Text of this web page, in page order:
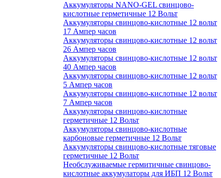
Аккумуляторы NANO-GEL свинцово-
кислотные герметичные 12 Вольт
Аккумуляторы свинцово-кислотные 12 вольт
17 Ампер часов
Аккумуляторы свинцово-кислотные 12 вольт
26 Ампер часов
Аккумуляторы свинцово-кислотные 12 вольт
40 Ампер часов
Аккумуляторы свинцово-кислотные 12 вольт
5 Ампер часов
Аккумуляторы свинцово-кислотные 12 вольт
7 Ампер часов
Аккумуляторы свинцово-кислотные
герметичные 12 Вольт
Аккумуляторы свинцово-кислотные
карбоновые герметичные 12 Вольт
Аккумуляторы свинцово-кислотные тяговые
герметичные 12 Вольт
Необслуживаемые гермитичные свинцово-
кислотные аккумулаторы для ИБП 12 Вольт